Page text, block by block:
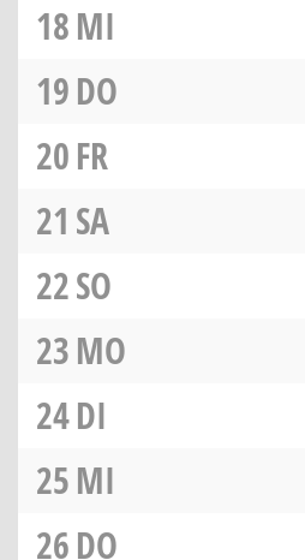
18MI
19DO
20FR
21 SA
22SO
23MO
24DI
25MI
26DO